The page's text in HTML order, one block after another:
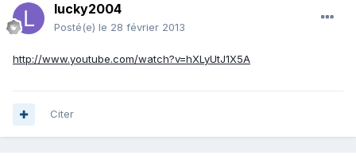
lucky2004
Posté(e) le 28 février 2013
http://www.youtube.com/watch?v=hXLyUtJ1X5A
Citer